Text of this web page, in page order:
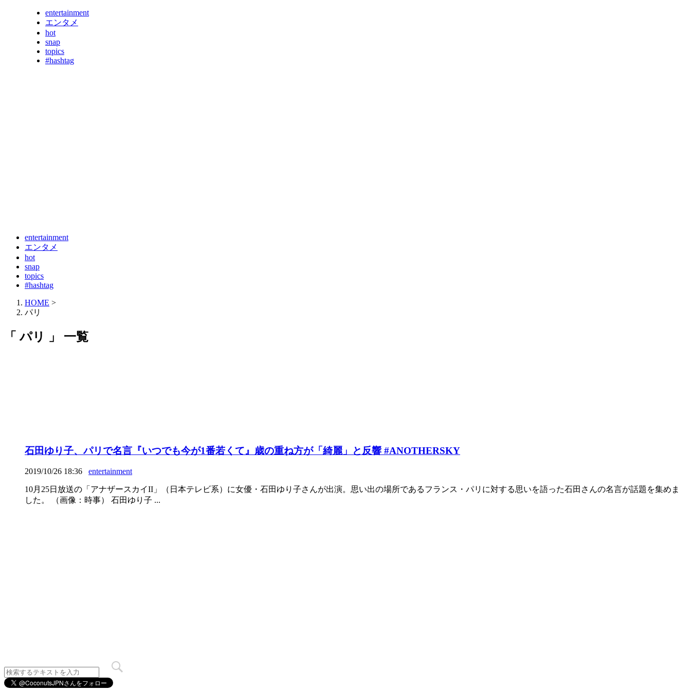
entertainment
エンタメ
hot
snap
topics
#hashtag
entertainment
エンタメ
hot
snap
topics
#hashtag
HOME >
パリ
「 パリ 」 一覧
石田ゆり子、パリで名言『いつでも今が1番若くて』歳の重ね方が「綺麗」と反響 #ANOTHERSKY
2019/10/26 18:36 entertainment
10月25日放送の「アナザースカイII」（日本テレビ系）に女優・石田ゆり子さんが出演。思い出の場所であるフランス・パリに対する思いを語った石田さんの名言が話題を集めま
した。 （画像：時事） 石田ゆり子 ...